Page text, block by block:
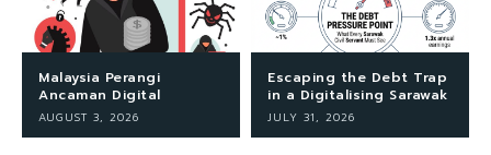
Malaysia Perangi
Ancaman Digital
AUGUST 3, 2026
Escaping the Debt Trap
in a Digitalising Sarawak
JULY 31, 2026